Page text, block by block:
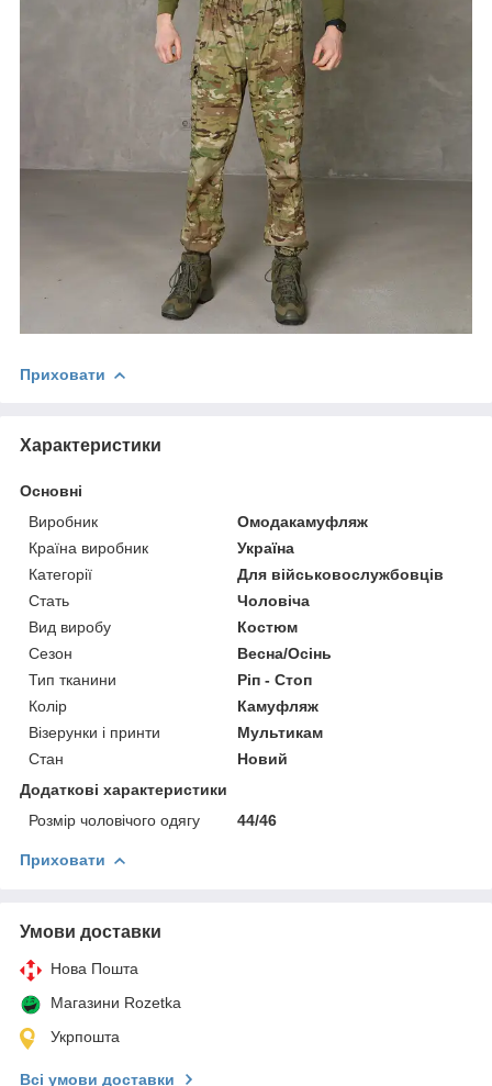
Приховати
Характеристики
Основні
Виробник
Омодакамуфляж
Країна виробник
Україна
Категорії
Для військовослужбовців
Стать
Чоловіча
Вид виробу
Костюм
Сезон
Весна/Осінь
Тип тканини
Ріп - Стоп
Колір
Камуфляж
Візерунки і принти
Мультикам
Стан
Новий
Додаткові характеристики
Розмір чоловічого одягу
44/46
Приховати
Умови доставки
Нова Пошта
Магазини Rozetka
Укрпошта
Всі умови доставки